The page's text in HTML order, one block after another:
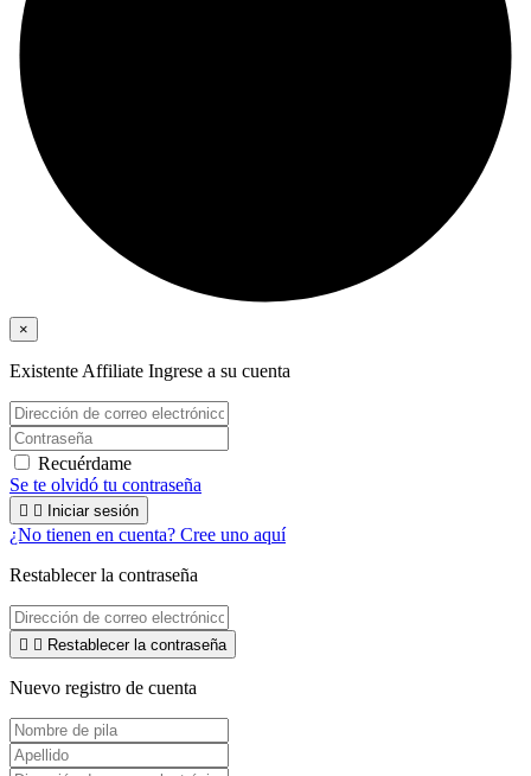
×
Existente Affiliate Ingrese a su cuenta
Recuérdame
Se te olvidó tu contraseña
  Iniciar sesión
¿No tienen en cuenta? Cree uno aquí
Restablecer la contraseña
  Restablecer la contraseña
Nuevo registro de cuenta